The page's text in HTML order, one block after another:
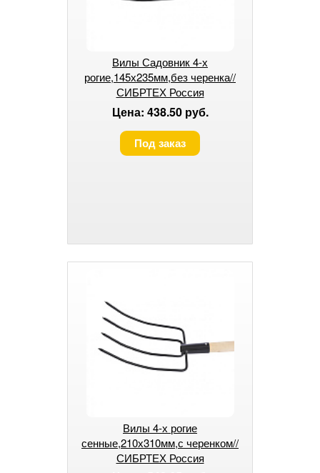
Вилы Садовник 4-х
рогие,145х235мм,без черенка//
СИБРТЕХ Россия
Цена: 438.50 руб.
Под заказ
Вилы 4-х рогие
сенные,210х310мм,с черенком//
СИБРТЕХ Россия